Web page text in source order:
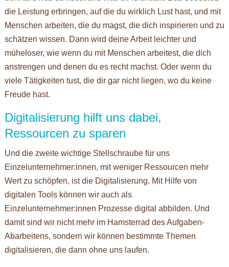
die Leistung erbringen, auf die du wirklich Lust hast, und mit
Menschen arbeiten, die du magst, die dich inspirieren und zu
schätzen wissen. Dann wird deine Arbeit leichter und
müheloser, wie wenn du mit Menschen arbeitest, die dich
anstrengen und denen du es recht machst. Oder wenn du
viele Tätigkeiten tust, die dir gar nicht liegen, wo du keine
Freude hast.
Digitalisierung hilft uns dabei,
Ressourcen zu sparen
Und die zweite wichtige Stellschraube für uns
Einzelunternehmer:innen, mit weniger Ressourcen mehr
Wert zu schöpfen, ist die Digitalisierung. Mit Hilfe von
digitalen Tools können wir auch als
Einzelunternehmer:innen Prozesse digital abbilden. Und
damit sind wir nicht mehr im Hamsterrad des Aufgaben-
Abarbeitens, sondern wir können bestimmte Themen
digitalisieren, die dann ohne uns laufen.